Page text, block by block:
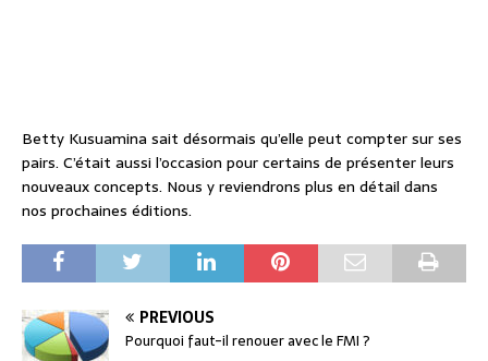
Betty Kusuamina sait désormais qu’elle peut compter sur ses
pairs. C’était aussi l’occasion pour certains de présenter leurs
nouveaux concepts. Nous y reviendrons plus en détail dans
nos prochaines éditions.
PREVIOUS
Pourquoi faut-il renouer avec le FMI ?